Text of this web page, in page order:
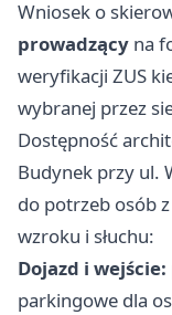
Wniosek o
prowadzący na
weryfikacji ZUS
wybranej przez
Dostępność
Budynek przy ul.
do potrzeb osób
wzroku i słuchu:
Dojazd i wejście:
parkingowe dla